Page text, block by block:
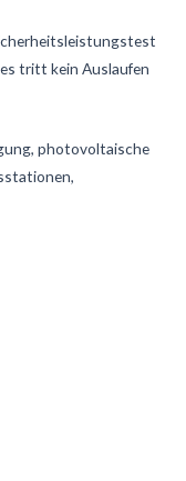
tritt kein Auslaufen
photovoltaische